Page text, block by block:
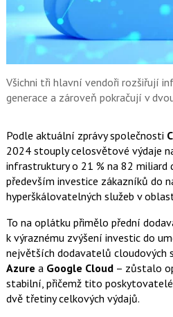
Všichni tři hlavní vendoři rozšiřují
generace a zároveň pokračují v
Podle aktuální zprávy společnosti
2024 stouply celosvětové výdaje
infrastruktury o 21 % na 82 miliard
především investice zákazníků do
hyperškálovatelných služeb v
To na oplátku přimělo přední
k výraznému zvýšení investic do
největších dodavatelů cloudových
Azure a Google Cloud– zůstalo
stabilní, přičemž tito
dvě třetiny celkových výdajů.